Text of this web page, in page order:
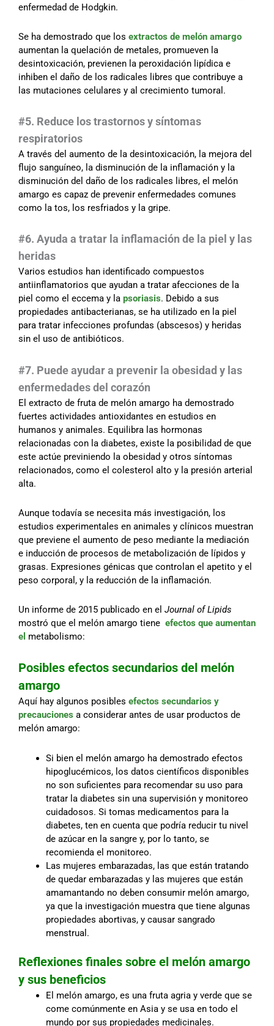
enfermedad de Hodgkin.
Se ha demostrado que los extractos de melón amargo
aumentan la quelación de metales, promueven la
desintoxicación, previenen la peroxidación lipídica e
inhiben el daño de los radicales libres que contribuye a
las mutaciones celulares y al crecimiento tumoral.
#5. Reduce los trastornos y síntomas
respiratorios
A través del aumento de la desintoxicación, la mejora del
flujo sanguíneo, la disminución de la inflamación y la
disminución del daño de los radicales libres, el melón
amargo es capaz de prevenir enfermedades comunes
como la tos, los resfriados y la gripe.
#6. Ayuda a tratar la inflamación de la piel y las
heridas
Varios estudios han identificado compuestos
antiinflamatorios que ayudan a tratar afecciones de la
piel como el eccema y la psoriasis. Debido a sus
propiedades antibacterianas, se ha utilizado en la piel
para tratar infecciones profundas (abscesos) y heridas
sin el uso de antibióticos.
#7. Puede ayudar a prevenir la obesidad y las
enfermedades del corazón
El extracto de fruta de melón amargo ha demostrado
fuertes actividades antioxidantes en estudios en
humanos y animales. Equilibra las hormonas
relacionadas con la diabetes, existe la posibilidad de que
este actúe previniendo la obesidad y otros síntomas
relacionados, como el colesterol alto y la presión arterial
alta.
Aunque todavía se necesita más investigación, los
estudios experimentales en animales y clínicos muestran
que previene el aumento de peso mediante la mediación
e inducción de procesos de metabolización de lípidos y
grasas. Expresiones génicas que controlan el apetito y el
peso corporal, y la reducción de la inflamación.
Un informe de 2015 publicado en el Journal of Lipids
mostró que el melón amargo tiene efectos que aumentan
el metabolismo:
Posibles efectos secundarios del melón
amargo
Aquí hay algunos posibles efectos secundarios y
precauciones a considerar antes de usar productos de
melón amargo:
Si bien el melón amargo ha demostrado efectos
hipoglucémicos, los datos científicos disponibles
no son suficientes para recomendar su uso para
tratar la diabetes sin una supervisión y monitoreo
cuidadosos. Si tomas medicamentos para la
diabetes, ten en cuenta que podría reducir tu nivel
de azúcar en la sangre y, por lo tanto, se
recomienda el monitoreo.
Las mujeres embarazadas, las que están tratando
de quedar embarazadas y las mujeres que están
amamantando no deben consumir melón amargo,
ya que la investigación muestra que tiene algunas
propiedades abortivas, y causar sangrado
menstrual.
Reflexiones finales sobre el melón amargo
y sus beneficios
El melón amargo, es una fruta agria y verde que se
come comúnmente en Asia y se usa en todo el
mundo por sus propiedades medicinales.